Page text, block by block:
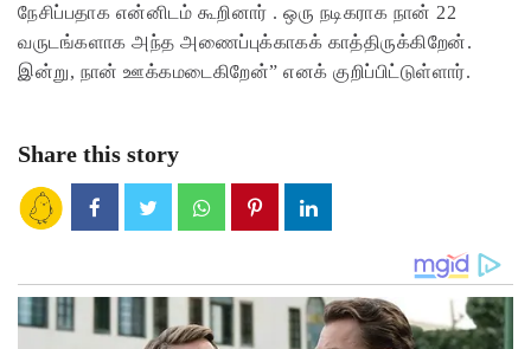
நேசிப்பதாக என்னிடம் கூறினார் . ஒரு நடிகராக நான் 22
வருடங்களாக அந்த அணைப்புக்காகக் காத்திருக்கிறேன்.
இன்று, நான் ஊக்கமடைகிறேன்” எனக் குறிப்பிட்டுள்ளார்.
Share this story